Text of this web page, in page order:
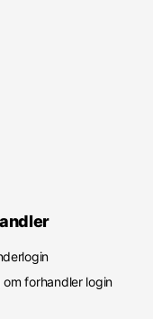
om forhandler login